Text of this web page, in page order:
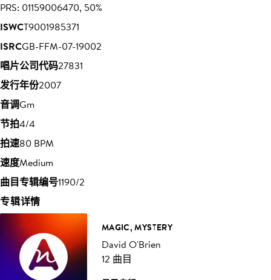
PRS: 01159006470, 50%
ISWCT9001985371
ISRCGB-FFM-07-19002
唱片公司代码27831
发行年份2007
音调Gm
节拍4/4
拍速80 BPM
速度Medium
曲目专辑编号1190/2
专辑详情
MAGIC, MYSTERY
David O'Brien
12 曲目